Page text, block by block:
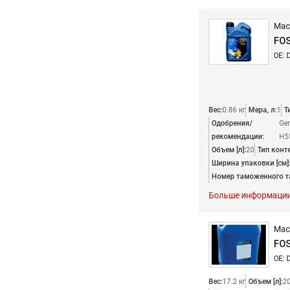
OE:
Вес:0.86 кг Мера, л:1
Одобрения/
рекомендации:
Объем [л]:20 Тип
Ширина упаковки [см]:
Номер таможенного
Больше
OE:
Вес:17.2 кг Объем [л]:20